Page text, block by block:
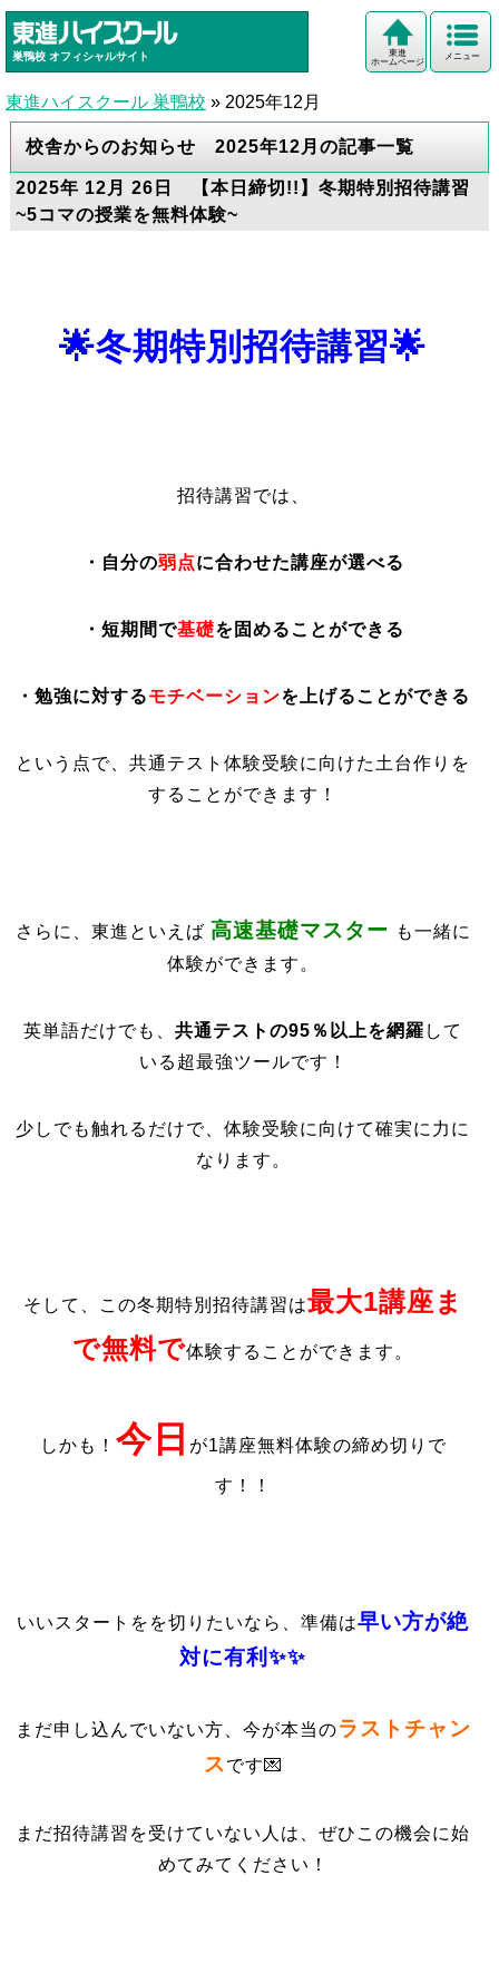
巣鴨校 オフィシャルサイト メニュー
東進
ホームページ
東進ハイスクール 巣鴨校 » 2025年12月
校舎からのお知らせ 2025年12月の記事一覧
2025年 12月 26日 【本日締切!!】冬期特別招待講習
~5コマの授業を無料体験~
🌟冬期特別招待講習🌟
招待講習では、
・自分の弱点に合わせた講座が選べる
・短期間で基礎を固めることができる
・勉強に対するモチベーションを上げることができる
という点で、共通テスト体験受験に向けた土台作りを
することができます！
さらに、東進といえば 高速基礎マスター
も一緒に
体験ができます。
英単語だけでも、共通テストの95％以上を網羅 して
いる超最強ツールです！
少しでも触れるだけで、体験受験に向けて確実に力に
なります。
そして、この冬期特別招待講習は最大1講座ま
で無料で体験することができます。
しかも！ 今日 が1講座無料体験の締め切りで
す！！
いいスタートをを切りたいなら、準備は早い方が絶
対に有利✨✨
まだ申し込んでいない方、今が本当のラストチャン
ス です💌
まだ招待講習を受けていない人は、ぜひこの機会に始
めてみてください！